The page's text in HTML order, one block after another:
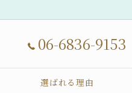
06-6836-9153
選ばれる理由